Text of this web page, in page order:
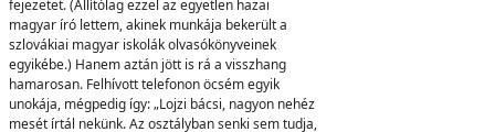
fejezetet. (Állítólag ezzel az egyetlen hazai
magyar író lettem, akinek munkája bekerült a
szlovákiai magyar iskolák olvasókönyveinek
egyikébe.) Hanem aztán jött is rá a visszhang
hamarosan. Felhívott telefonon öcsém egyik
unokája, mégpedig így: „Lojzi bácsi, nagyon nehéz
mesét írtál nekünk. Az osztályban senki sem tudja,